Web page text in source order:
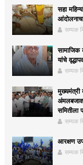
सहा
सम्यक
सामाजिक
यांचे
सम्यक
मुख्यमंत्री
समितीला
सम्यक
आरक्षण
सम्यक